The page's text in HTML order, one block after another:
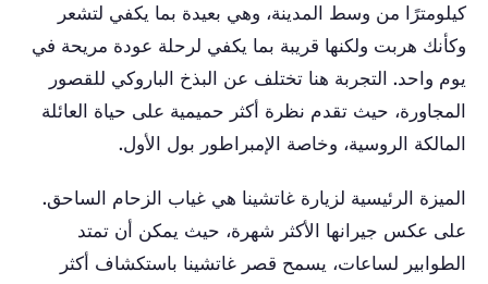
كيلومترًا من وسط المدينة، وهي بعيدة بما يكفي لتشعر
وكأنك هربت ولكنها قريبة بما يكفي لرحلة عودة مريحة في
يوم واحد. التجربة هنا تختلف عن البذخ الباروكي للقصور
المجاورة، حيث تقدم نظرة أكثر حميمية على حياة العائلة
المالكة الروسية، وخاصة الإمبراطور بول الأول.
الميزة الرئيسية لزيارة غاتشينا هي غياب الزحام الساحق.
على عكس جيرانها الأكثر شهرة، حيث يمكن أن تمتد
الطوابير لساعات، يسمح قصر غاتشينا باستكشاف أكثر